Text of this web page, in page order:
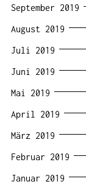
September 2019
August 2019
Juli 2019
Juni 2019
Mai 2019
April 2019
März 2019
Februar 2019
Januar 2019